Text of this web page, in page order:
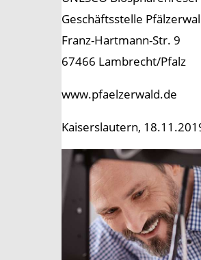
Geschäftsstelle
Franz-Hartmann-Str. 9
67466 Lambrecht/Pfalz
www.pfaelzerwald.de
Kaiserslautern,